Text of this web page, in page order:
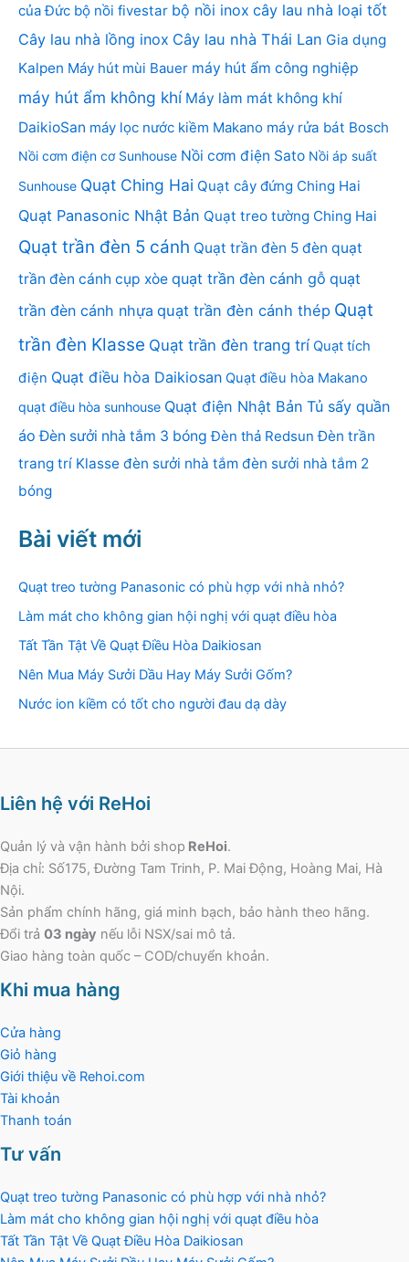
của Đức bộ nồi fivestar bộ nồi inox cây lau nhà loại tốt
Cây lau nhà lồng inox Cây lau nhà Thái Lan Gia dụng
Kalpen Máy hút mùi Bauer máy hút ẩm công nghiệp
máy hút ẩm không khí Máy làm mát không khí
DaikioSan máy lọc nước kiềm Makano máy rửa bát Bosch
Nồi cơm điện cơ Sunhouse Nồi cơm điện Sato Nồi áp suất
Sunhouse Quạt Ching Hai Quạt cây đứng Ching Hai
Quạt Panasonic Nhật Bản Quạt treo tường Ching Hai
Quạt trần đèn 5 cánh Quạt trần đèn 5 đèn quạt
trần đèn cánh cụp xòe quạt trần đèn cánh gỗ quạt
trần đèn cánh nhựa quạt trần đèn cánh thép Quạt
trần đèn Klasse Quạt trần đèn trang trí Quạt tích
điện Quạt điều hòa Daikiosan Quạt điều hòa Makano
quạt điều hòa sunhouse Quạt điện Nhật Bản Tủ sấy quần
áo Đèn sưởi nhà tắm 3 bóng Đèn thả Redsun Đèn trần
trang trí Klasse đèn sưởi nhà tắm đèn sưởi nhà tắm 2
bóng
Bài viết mới
Quạt treo tường Panasonic có phù hợp với nhà nhỏ?
Làm mát cho không gian hội nghị với quạt điều hòa
Tất Tần Tật Về Quạt Điều Hòa Daikiosan
Nên Mua Máy Sưởi Dầu Hay Máy Sưởi Gốm?
Nước ion kiềm có tốt cho người đau dạ dày
Liên hệ với ReHoi
Quản lý và vận hành bởi shop ReHoi.
Địa chỉ: Số175, Đường Tam Trinh, P. Mai Động, Hoàng Mai, Hà
Nội.
Sản phẩm chính hãng, giá minh bạch, bảo hành theo hãng.
Đổi trả 03 ngày nếu lỗi NSX/sai mô tả.
Giao hàng toàn quốc – COD/chuyển khoản.
Khi mua hàng
Cửa hàng
Giỏ hàng
Giới thiệu về Rehoi.com
Tài khoản
Thanh toán
Tư vấn
Quạt treo tường Panasonic có phù hợp với nhà nhỏ?
Làm mát cho không gian hội nghị với quạt điều hòa
Tất Tần Tật Về Quạt Điều Hòa Daikiosan